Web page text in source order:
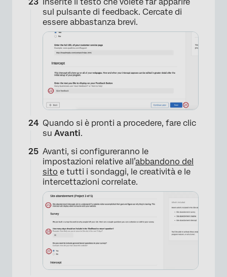
×
sul pulsante di feedback. Cercate di
essere abbastanza brevi.
Quando si è pronti a procedere, fare clic
su Avanti.
Avanti, si configureranno le
impostazioni relative all’abbandono del
sito e tutti i sondaggi, le creatività e le
intercettazioni correlate.